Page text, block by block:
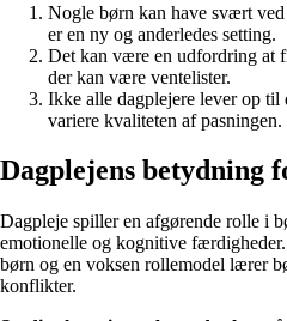
Nogle børn kan have svært
er en ny og anderledes setting.
Det kan være en udfordring at
der kan være ventelister.
Ikke alle dagplejere lever op til
variere kvaliteten af pasningen.
Dagplejens betydning
Dagpleje spiller en afgørende rolle i
emotionelle og kognitive
børn og en voksen rollemodel lærer
konflikter.